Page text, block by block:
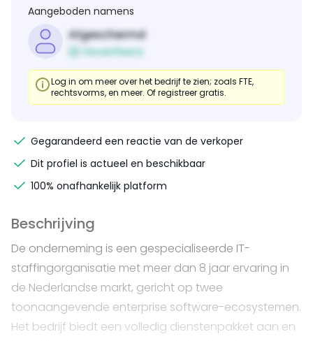
Aangeboden namens
Afgeschermd
Geverifieerd
Log in om meer over het bedrijf te zien; zoals FTE,
rechtsvorms, en meer. Of registreer gratis.
Gegarandeerd een reactie van de verkoper
Dit profiel is actueel en beschikbaar
100% onafhankelijk platform
Beschrijving
De onderneming is een gespecialiseerde IT-
staffingorganisatie met meer dan 8 jaar ervaring in
de Nederlandse markt, gericht op twee
toonaangevende enterprise software-ecosystemen.
Het bedrijf biedt een volledig dienstenpakket aan en